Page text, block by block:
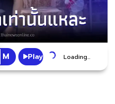
Play Loading...